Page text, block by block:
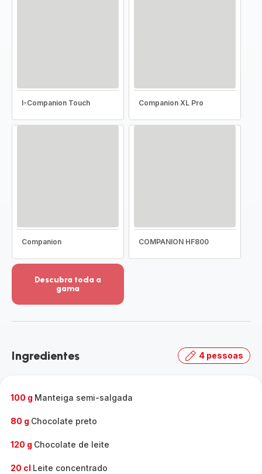
I-Companion Touch Companion XL Pro
Companion COMPANION HF800
Descubra toda a
gama
detalhes
toda
Ingredientes 4 pessoas
100 g Manteiga semi-salgada
80 g Chocolate preto
120 g Chocolate de leite
20 cl Leite concentrado